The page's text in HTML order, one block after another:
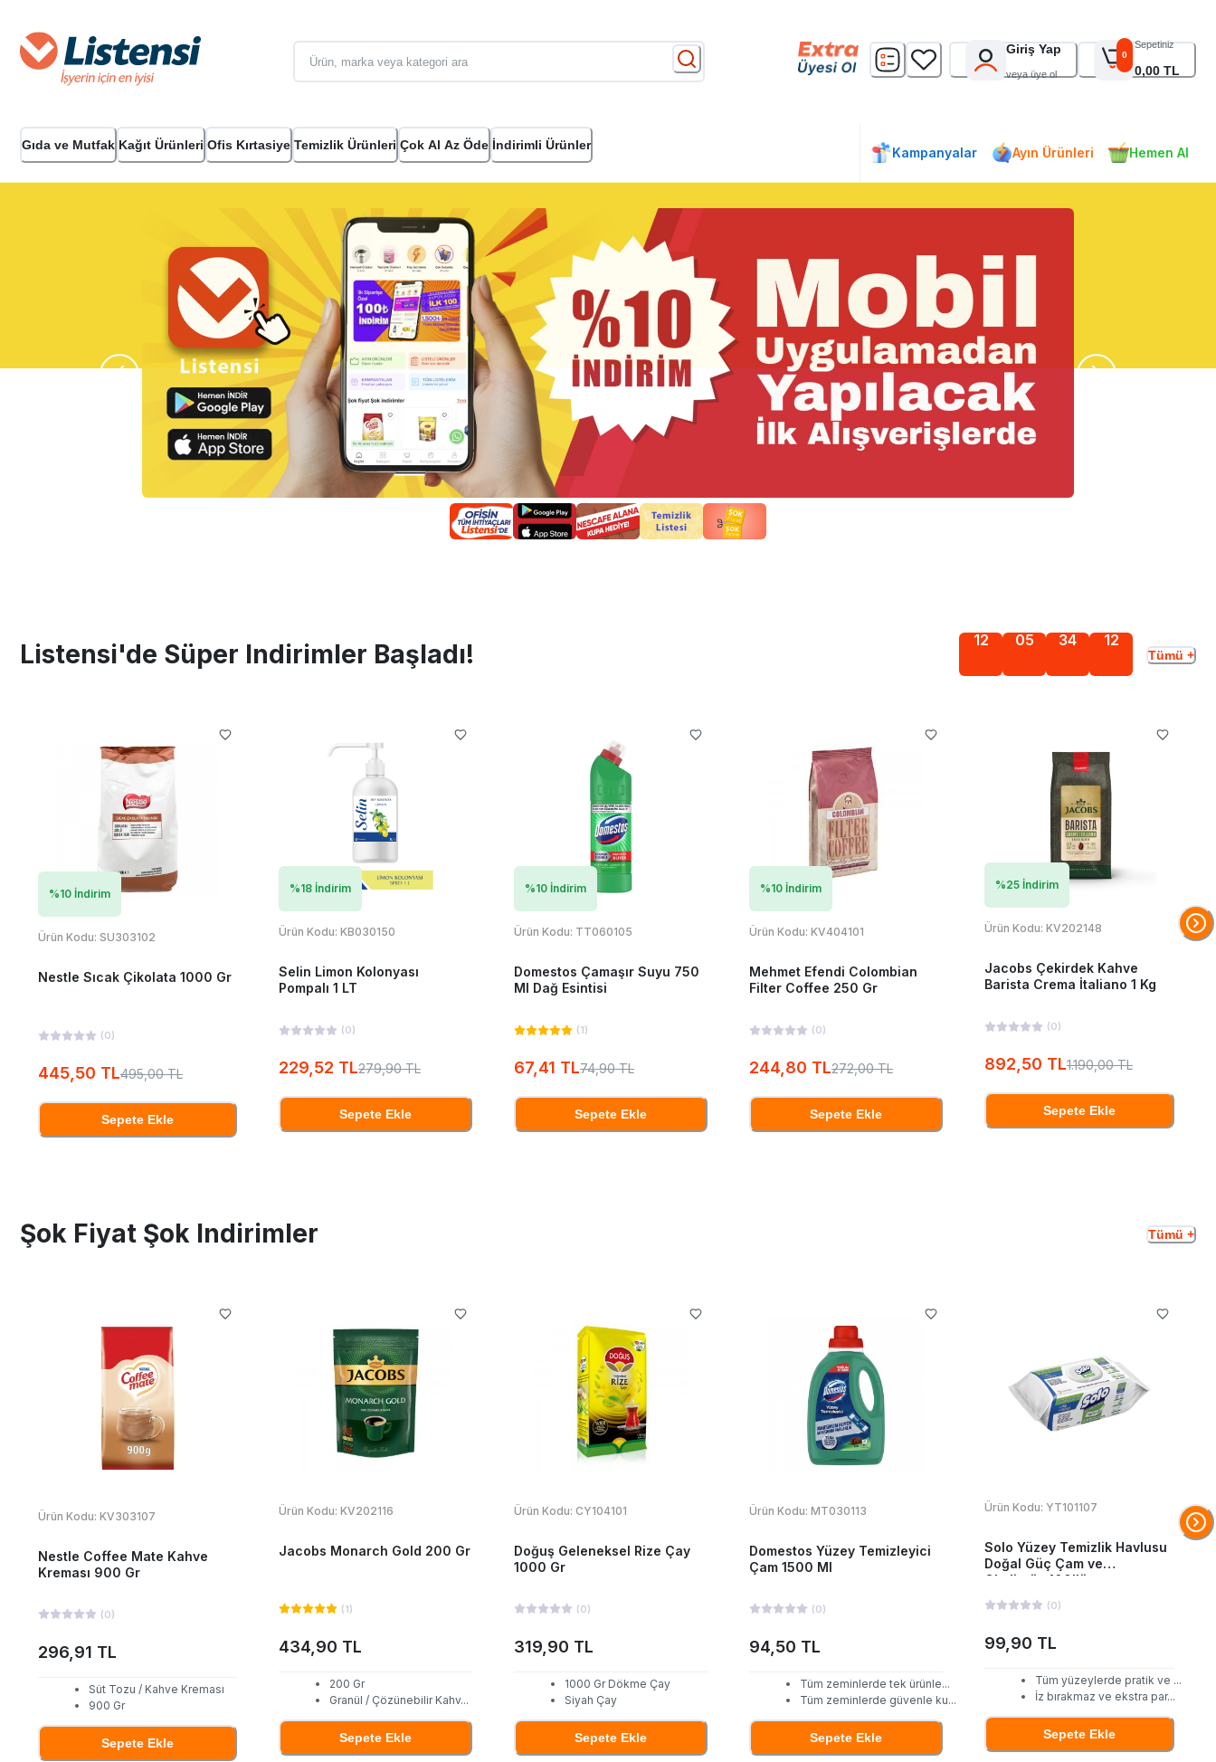
Giriş Yap
veya üye ol
0
Sepetiniz
0,00 TL
Gıda ve Mutfak Kağıt Ürünleri Ofis Kırtasiye Temizlik Ürünleri Çok Al Az Öde İndirimli Ürünler Kampanyalar Ayın Ürünleri Hemen Al
Listensi'de Süper Indirimler Başladı! 12
Gün
05
Saat
34
Dakika
10
Saniye
Tümü +
%10 İndirim
Ürün Kodu: SU303102
Nestle Sıcak Çikolata 1000 Gr
(0)
445,50 TL495,00 TL
Sepete Ekle
%18 İndirim
Ürün Kodu: KB030150
Selin Limon Kolonyası
Pompalı 1 LT
(0)
229,52 TL279,90 TL
Sepete Ekle
%10 İndirim
Ürün Kodu: TT060105
Domestos Çamaşır Suyu 750
Ml Dağ Esintisi
(1)
67,41 TL74,90 TL
Sepete Ekle
%10 İndirim
Ürün Kodu: KV404101
Mehmet Efendi Colombian
Filter Coffee 250 Gr
(0)
244,80 TL272,00 TL
Sepete Ekle
%25 İndirim
Ürün Kodu: KV202148
Jacobs Çekirdek Kahve
Barista Crema İtaliano 1 Kg
(0)
892,50 TL1.190,00 TL
Sepete Ekle
Şok Fiyat Şok Indirimler Tümü +
Ürün Kodu: KV303107
Nestle Coffee Mate Kahve
Kreması 900 Gr
(0)
296,91 TL
Süt Tozu / Kahve Kreması
900 Gr
Sepete Ekle
Ürün Kodu: KV202116
Jacobs Monarch Gold 200 Gr
(1)
434,90 TL
200 Gr
Granül / Çözünebilir Kahv...
Sepete Ekle
Ürün Kodu: CY104101
Doğuş Geleneksel Rize Çay
1000 Gr
(0)
319,90 TL
1000 Gr Dökme Çay
Siyah Çay
Sepete Ekle
Ürün Kodu: MT030113
Domestos Yüzey Temizleyici
Çam 1500 Ml
(0)
94,50 TL
Tüm zeminlerde tek ürünle...
Tüm zeminlerde güvenle ku...
Sepete Ekle
Ürün Kodu: YT101107
Solo Yüzey Temizlik Havlusu
Doğal Güç Çam ve
Okaliptüs 100'lü
(0)
99,90 TL
Tüm yüzeylerde pratik ve ...
İz bırakmaz ve ekstra par...
Sepete Ekle